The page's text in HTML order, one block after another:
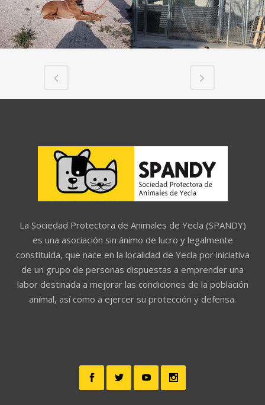
La Sociedad Protectora de Animales de Yecla (SPANDY)
es una asociación sin ánimo de lucro y legalmente
constituida, que nace en la localidad de Yecla por iniciativa
de un grupo de personas dispuestas a emprender una
labor destinada a mejorar las condiciones de la población
animal, así como a ejercer su protección y defensa.